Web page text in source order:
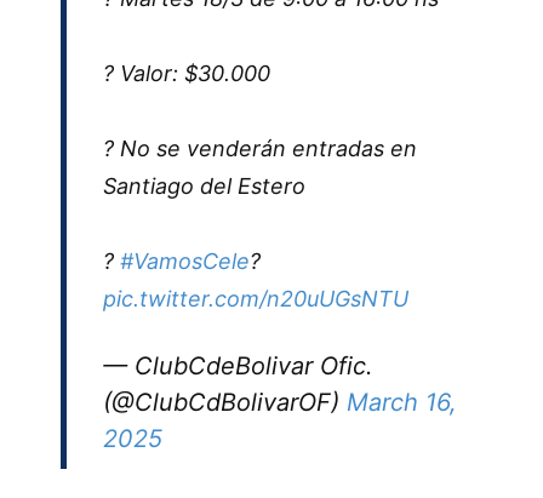
? Valor: $30.000
? No se venderán entradas en
Santiago del Estero
? #VamosCele?
pic.twitter.com/n20uUGsNTU
— ClubCdeBolivar Ofic.
(@ClubCdBolivarOF) March 16,
2025